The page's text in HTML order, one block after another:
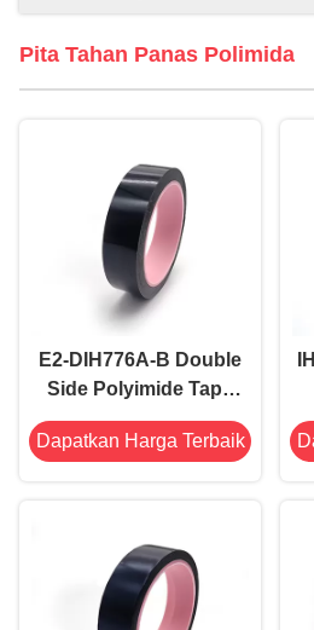
Pita Tahan Panas Polimida
E2-DIH776A-B Double
Side Polyimide Tape
tahan panas 8.2mil Low
Anti Static
Dapatkan Harga Terbaik